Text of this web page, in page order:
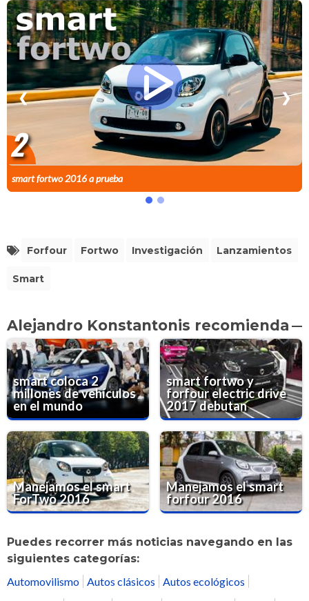
2
smart fortwo 2016 a prueba
❮ ❯
Forfour Fortwo Investigación Lanzamientos
Smart
Alejandro Konstantonis recomienda
smart coloca 2
millones de vehículos
en el mundo
smart fortwo y
forfour electric drive
2017 debutan
Manejamos el smart
ForTwo 2016
Manejamos el smart
forfour 2016
Puedes recorrer más noticias navegando en las
siguientes categorías:
Automovilismo Autos clásicos
Autos ecológicos